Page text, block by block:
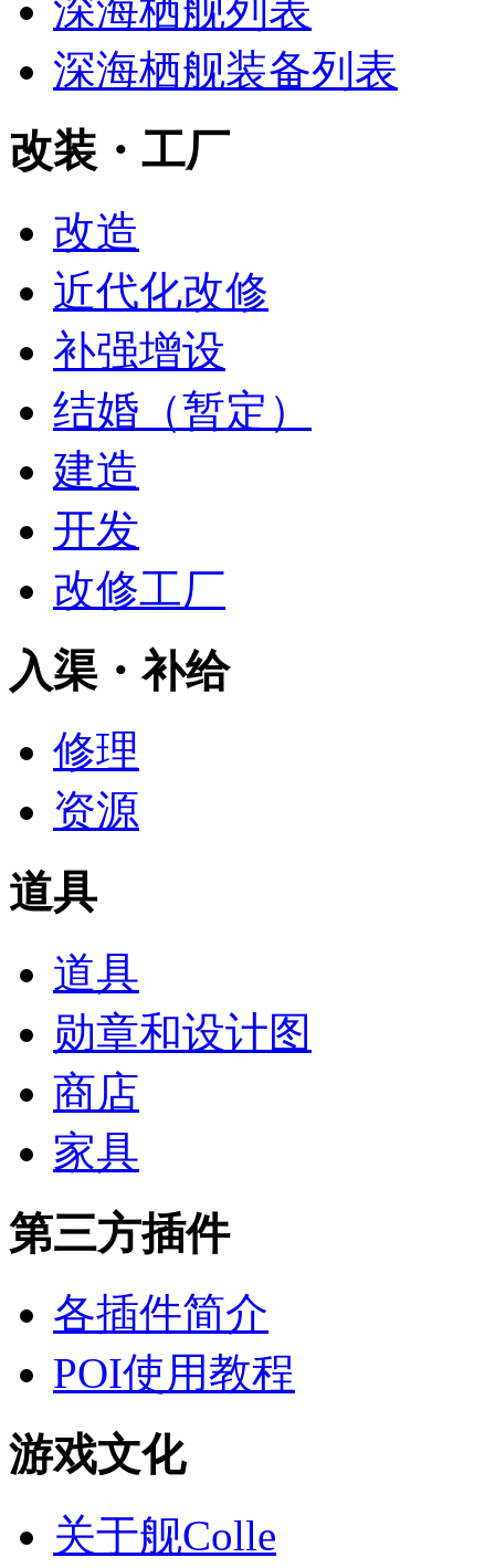
深海栖舰列表
深海栖舰装备列表
改装・工厂
改造
近代化改修
补强增设
结婚（暂定）
建造
开发
改修工厂
入渠・补给
修理
资源
道具
道具
勋章和设计图
商店
家具
第三方插件
各插件简介
POI使用教程
游戏文化
关于舰Colle